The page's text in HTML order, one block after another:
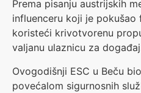
Prema pisanju austrijskih
influenceru koji je
koristeći krivotvorenu
valjanu ulaznicu za
Ovogodišnji ESC u Beču
povećalom sigurnosnih